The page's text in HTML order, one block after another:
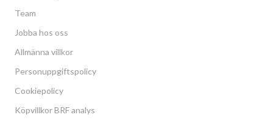
Team
Jobba hos oss
Allmänna villkor
Personuppgiftspolicy
Cookiepolicy
Köpvillkor BRF analys